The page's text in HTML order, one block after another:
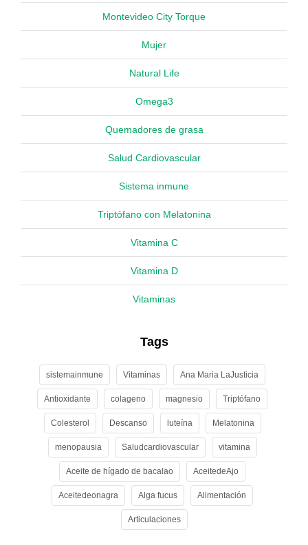
Montevideo City Torque
Mujer
Natural Life
Omega3
Quemadores de grasa
Salud Cardiovascular
Sistema inmune
Triptófano con Melatonina
Vitamina C
Vitamina D
Vitaminas
Tags
sistemainmune Vitaminas Ana Maria LaJusticia
Antioxidante colageno magnesio Triptófano
Colesterol Descanso luteína Melatonina
menopausia Saludcardiovascular vitamina
Aceite de hígado de bacalao AceitedeAjo
Aceitedeonagra Alga fucus Alimentación
Articulaciones